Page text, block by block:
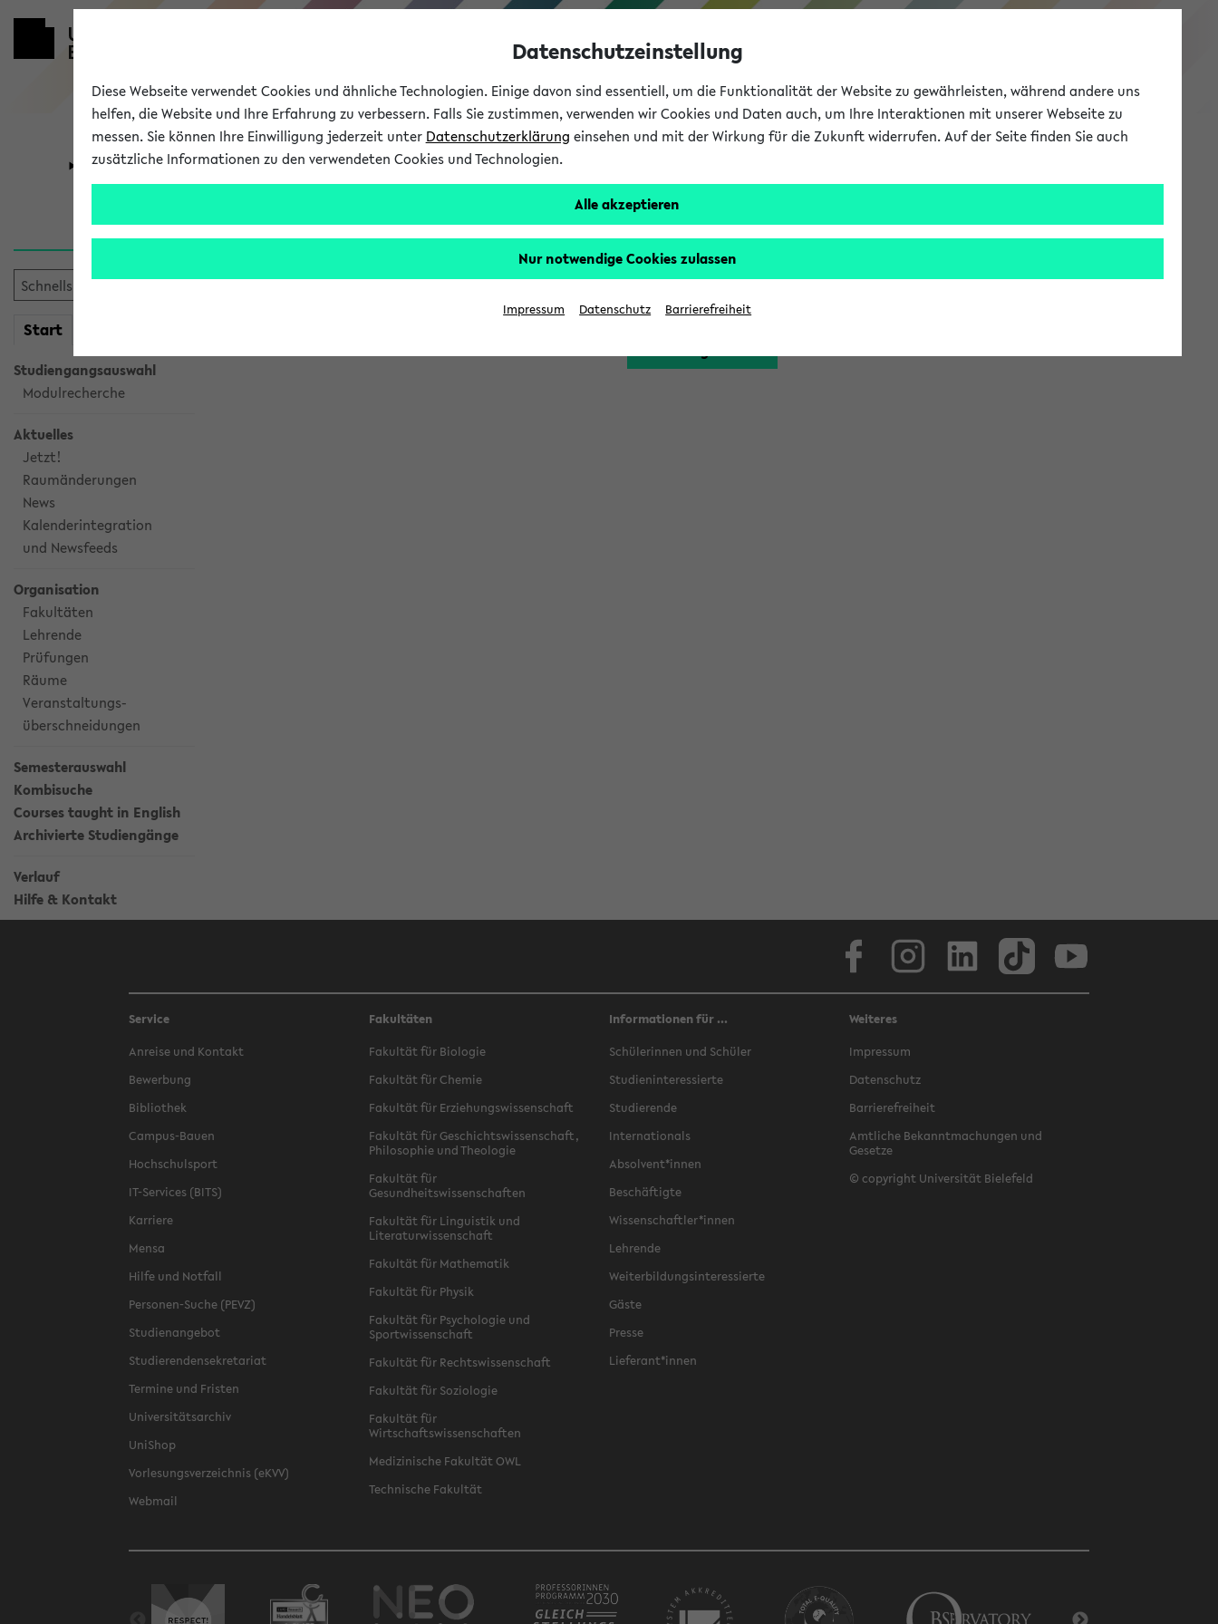
eKVV
Universität Forschung Studium
Start
Studiengangsauswahl
Modulrecherche
Aktuelles
Jetzt!
Raumänderungen
News
Kalenderintegration
und Newsfeeds
Organisation
Fakultäten
Lehrende
Prüfungen
Räume
Veranstaltungs-
überschneidungen
Semesterauswahl
Kombisuche
Courses taught in English
Archivierte Studiengänge
Verlauf
Hilfe & Kontakt
Sie möchten auf eine eKVV Funktion zugreifen, die Ihnen erst nach einer Anmeldung am System zur Verfügung steht.
Bitte melden Sie sich an:
Service
Anreise und Kontakt
Bewerbung
Bibliothek
Campus-Bauen
Hochschulsport
IT-Services (BITS)
Karriere
Mensa
Hilfe und Notfall
Personen-Suche (PEVZ)
Studienangebot
Studierendensekretariat
Termine und Fristen
Universitätsarchiv
UniShop
Vorlesungsverzeichnis (eKVV)
Webmail
Fakultäten
Fakultät für Biologie
Fakultät für Chemie
Fakultät für Erziehungswissenschaft
Fakultät für Geschichtswissenschaft,
Philosophie und Theologie
Fakultät für
Gesundheitswissenschaften
Fakultät für Linguistik und
Literaturwissenschaft
Fakultät für Mathematik
Fakultät für Physik
Fakultät für Psychologie und
Sportwissenschaft
Fakultät für Rechtswissenschaft
Fakultät für Soziologie
Fakultät für
Wirtschaftswissenschaften
Medizinische Fakultät OWL
Technische Fakultät
Informationen für ...
Schülerinnen und Schüler
Studieninteressierte
Studierende
Internationals
Absolvent*innen
Beschäftigte
Wissenschaftler*innen
Lehrende
Weiterbildungsinteressierte
Gäste
Presse
Lieferant*innen
Weiteres
Impressum
Datenschutz
Barrierefreiheit
Amtliche Bekanntmachungen und
Gesetze
© copyright Universität Bielefeld
Datenschutzeinstellung
Diese Webseite verwendet Cookies und ähnliche Technologien. Einige davon sind essentiell, um die Funktionalität der Website zu gewährleisten, während andere uns
helfen, die Website und Ihre Erfahrung zu verbessern. Falls Sie zustimmen, verwenden wir Cookies und Daten auch, um Ihre Interaktionen mit unserer Webseite zu
messen. Sie können Ihre Einwilligung jederzeit unter Datenschutzerklärung einsehen und mit der Wirkung für die Zukunft widerrufen. Auf der Seite finden Sie auch
zusätzliche Informationen zu den verwendeten Cookies und Technologien.
Alle akzeptieren
Nur notwendige Cookies zulassen
Impressum Datenschutz Barrierefreiheit